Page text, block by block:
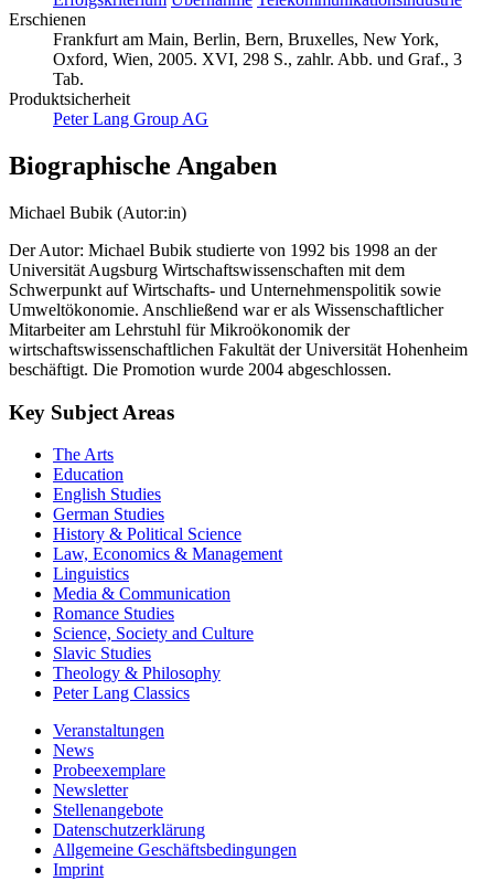
Erschienen
Frankfurt am Main, Berlin, Bern, Bruxelles, New York,
Oxford, Wien, 2005. XVI, 298 S., zahlr. Abb. und Graf., 3
Tab.
Produktsicherheit
Peter Lang Group AG
Biographische Angaben
Michael Bubik (Autor:in)
Der Autor: Michael Bubik studierte von 1992 bis 1998 an der
Universität Augsburg Wirtschaftswissenschaften mit dem
Schwerpunkt auf Wirtschafts- und Unternehmenspolitik sowie
Umweltökonomie. Anschließend war er als Wissenschaftlicher
Mitarbeiter am Lehrstuhl für Mikroökonomik der
wirtschaftswissenschaftlichen Fakultät der Universität Hohenheim
beschäftigt. Die Promotion wurde 2004 abgeschlossen.
Key Subject Areas
The Arts
Education
English Studies
German Studies
History & Political Science
Law, Economics & Management
Linguistics
Media & Communication
Romance Studies
Science, Society and Culture
Slavic Studies
Theology & Philosophy
Peter Lang Classics
Veranstaltungen
News
Probeexemplare
Newsletter
Stellenangebote
Datenschutzerklärung
Allgemeine Geschäftsbedingungen
Imprint